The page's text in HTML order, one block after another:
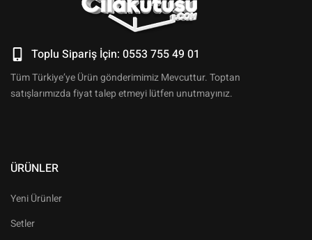
Toplu Sipariş İçin: 0553 755 49 01
Tüm Türkiye’ye Ürün gönderimimiz Mevcuttur. Toptan
satışlarımızda fiyat talep etmeyi lütfen unutmayınız.
ÜRÜNLER
Yeni Ürünler
Setler